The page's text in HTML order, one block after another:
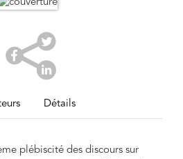
Détails
plébiscité des discours sur